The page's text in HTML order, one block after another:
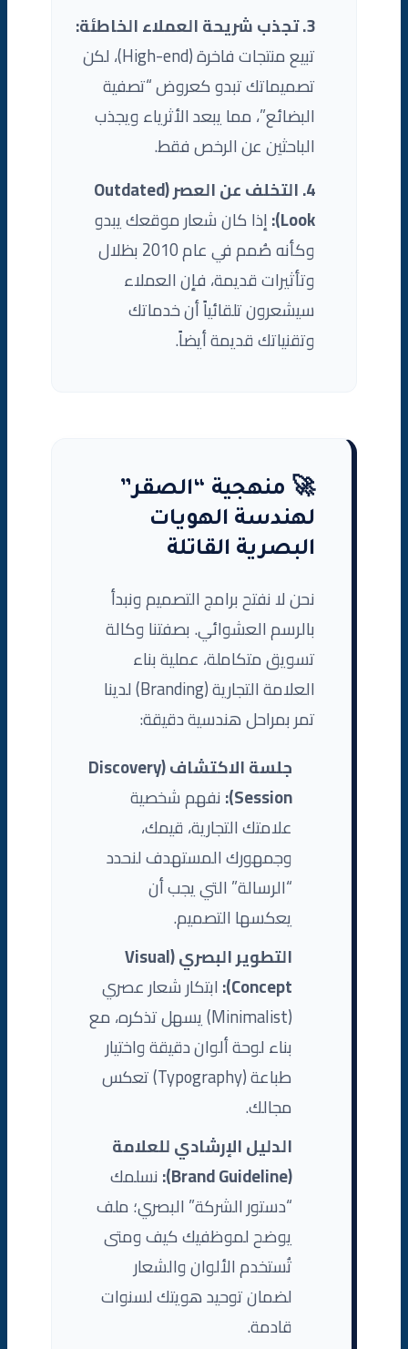
3. تجذب شريحة العملاء الخاطئة:
تبيع منتجات فاخرة (High-end)، لكن
تصميماتك تبدو كعروض “تصفية
البضائع”، مما يبعد الأثرياء ويجذب
الباحثين عن الرخص فقط.
4. التخلف عن العصر (Outdated
Look): إذا كان شعار موقعك يبدو
وكأنه صُمم في عام 2010 بظلال
وتأثيرات قديمة، فإن العملاء
سيشعرون تلقائياً أن خدماتك
وتقنياتك قديمة أيضاً.
🚀 منهجية “الصقر”
لهندسة الهويات
البصرية القاتلة
نحن لا نفتح برامج التصميم ونبدأ
بالرسم العشوائي. بصفتنا وكالة
تسويق متكاملة، عملية بناء
العلامة التجارية (Branding) لدينا
تمر بمراحل هندسية دقيقة:
جلسة الاكتشاف (Discovery
Session): نفهم شخصية
علامتك التجارية، قيمك،
وجمهورك المستهدف لنحدد
“الرسالة” التي يجب أن
يعكسها التصميم.
التطوير البصري (Visual
Concept): ابتكار شعار عصري
(Minimalist) يسهل تذكره، مع
بناء لوحة ألوان دقيقة واختيار
طباعة (Typography) تعكس
مجالك.
الدليل الإرشادي للعلامة
(Brand Guideline):
نسلمك
“دستور الشركة” البصري؛ ملف
يوضح لموظفيك كيف ومتى
تُستخدم الألوان والشعار
لضمان توحيد هويتك لسنوات
قادمة.